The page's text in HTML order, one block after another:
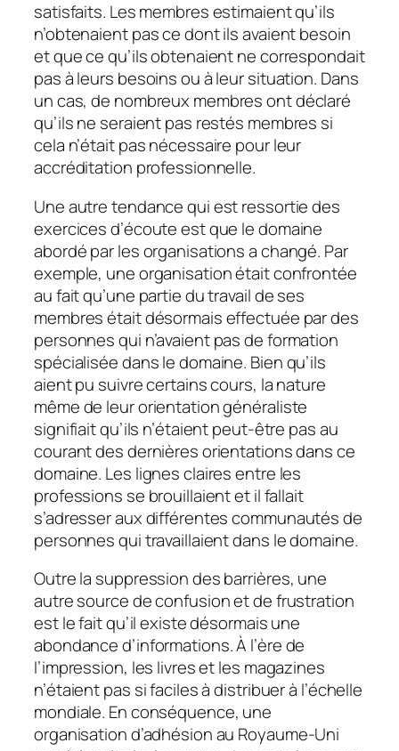
satisfaits. Les membres estimaient qu’ils
n’obtenaient pas ce dont ils avaient besoin
et que ce qu’ils obtenaient ne correspondait
pas à leurs besoins ou à leur situation. Dans
un cas, de nombreux membres ont déclaré
qu’ils ne seraient pas restés membres si
cela n’était pas nécessaire pour leur
accréditation professionnelle.
Une autre tendance qui est ressortie des
exercices d’écoute est que le domaine
abordé par les organisations a changé. Par
exemple, une organisation était confrontée
au fait qu’une partie du travail de ses
membres était désormais effectuée par des
personnes qui n’avaient pas de formation
spécialisée dans le domaine. Bien qu’ils
aient pu suivre certains cours, la nature
même de leur orientation généraliste
signifiait qu’ils n’étaient peut-être pas au
courant des dernières orientations dans ce
domaine. Les lignes claires entre les
professions se brouillaient et il fallait
s’adresser aux différentes communautés de
personnes qui travaillaient dans le domaine.
Outre la suppression des barrières, une
autre source de confusion et de frustration
est le fait qu’il existe désormais une
abondance d’informations. À l’ère de
l’impression, les livres et les magazines
n’étaient pas si faciles à distribuer à l’échelle
mondiale. En conséquence, une
organisation d’adhésion au Royaume-Uni